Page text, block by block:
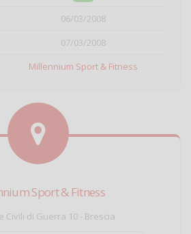
06/03/2008
07/03/2008
Millennium Sport & Fitness
Sport & Fitness
Civili di Guerra 10 - Brescia